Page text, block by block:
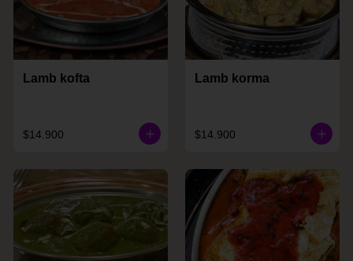
Lamb kofta
$14.900
Lamb korma
$14.900